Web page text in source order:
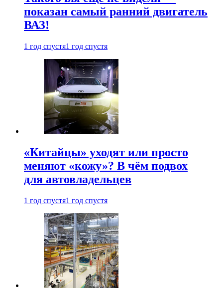
показан самый ранний двигатель
ВАЗ!
1 год спустя1 год спустя
«Китайцы» уходят или просто
меняют «кожу»? В чём подвох
для автовладельцев
1 год спустя1 год спустя